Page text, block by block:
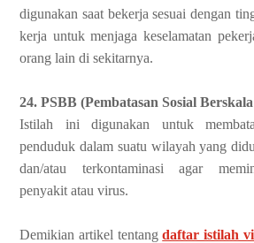
digunakan saat bekerja sesuai dengan
kerja untuk menjaga keselamatan
orang lain di sekitarnya.
24. PSBB (Pembatasan Sosial
Istilah ini digunakan untuk
penduduk dalam suatu wilayah yang
dan/atau terkontaminasi agar
penyakit atau virus.
Demikian artikel tentangdaftar istilah